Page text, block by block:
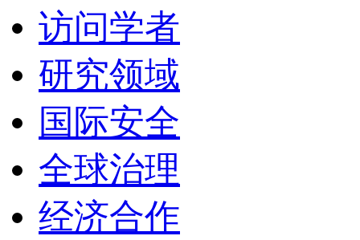
访问学者
研究领域
国际安全
全球治理
经济合作